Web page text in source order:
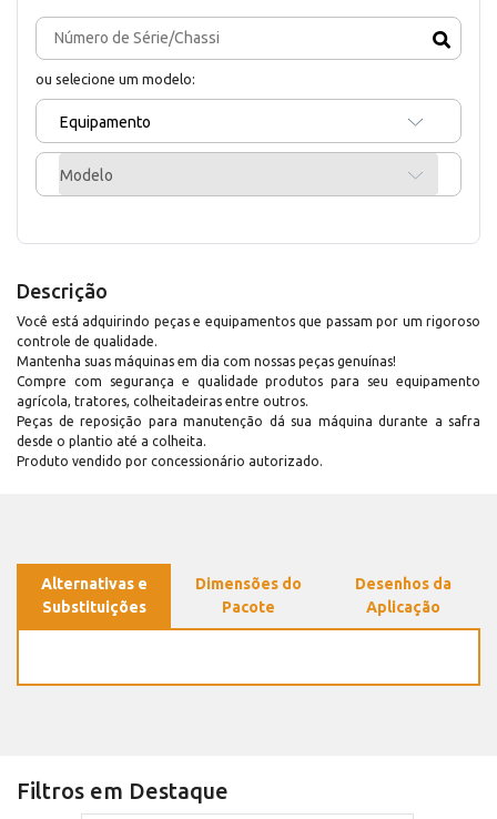
ou selecione um modelo:
Equipamento
Modelo
Descrição
Você está adquirindo peças e equipamentos que passam por um rigoroso
controle de qualidade.
Mantenha suas máquinas em dia com nossas peças genuínas!
Compre com segurança e qualidade produtos para seu equipamento
agrícola, tratores, colheitadeiras entre outros.
Peças de reposição para manutenção dá sua máquina durante a safra
desde o plantio até a colheita.
Produto vendido por concessionário autorizado.
Alternativas e
Substituições
Dimensões do
Pacote
Desenhos da
Aplicação
Filtros em Destaque